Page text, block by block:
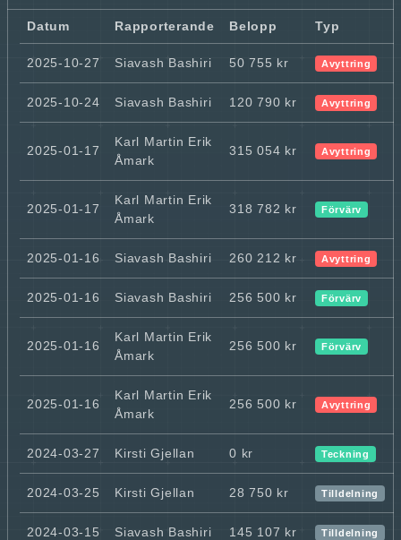
Datum Rapporterande Belopp Typ
2025-10-27 Siavash Bashiri 50 755 kr Avyttring
2025-10-24 Siavash Bashiri 120 790 kr Avyttring
2025-01-17
Karl Martin Erik
Åmark
315 054 kr Avyttring
2025-01-17
Karl Martin Erik
Åmark
318 782 kr Förvärv
2025-01-16 Siavash Bashiri 260 212 kr Avyttring
2025-01-16 Siavash Bashiri 256 500 kr Förvärv
2025-01-16
Karl Martin Erik
Åmark
256 500 kr Förvärv
2025-01-16
Karl Martin Erik
Åmark
256 500 kr Avyttring
2024-03-27 Kirsti Gjellan 0 kr Teckning
2024-03-25 Kirsti Gjellan 28 750 kr Tilldelning
2024-03-15 Siavash Bashiri 145 107 kr Tilldelning